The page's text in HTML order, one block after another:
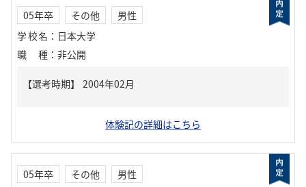
05年卒 その他
男性
学校名 ： 日本大学
職種 ： 非公開
体験記の詳細はこちら
05年卒 その他
男性